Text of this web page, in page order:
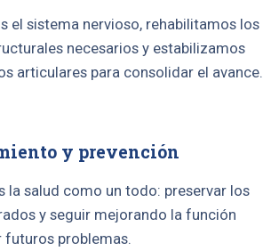
el sistema nervioso, rehabilitamos los
necesarios y estabilizamos
articulares para consolidar el avance.
y prevención
la salud como un todo: preservar los
y seguir mejorando la función
futuros problemas.